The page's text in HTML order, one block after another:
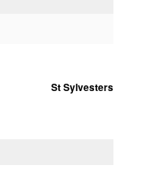
St Sylvesters